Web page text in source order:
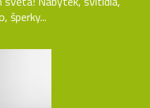
šperky...